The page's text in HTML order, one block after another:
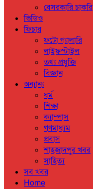
বেসরকারি চাকরি
ভিডিও
ফিচার
ফটো গ্যালারি
লাইফস্টাইল
তথ্য প্রযুক্তি
বিজ্ঞান
অন্যান্য
ধর্ম
শিক্ষা
ক্যাম্পাস
গণমাধ্যম
প্রবাস
শাহজাদপুর খবর
সাহিত্য
সব খবর
Home